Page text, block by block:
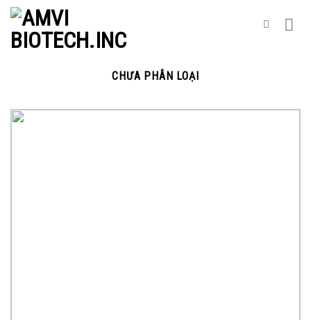
Skip
content
CHƯA PHÂN LOẠI